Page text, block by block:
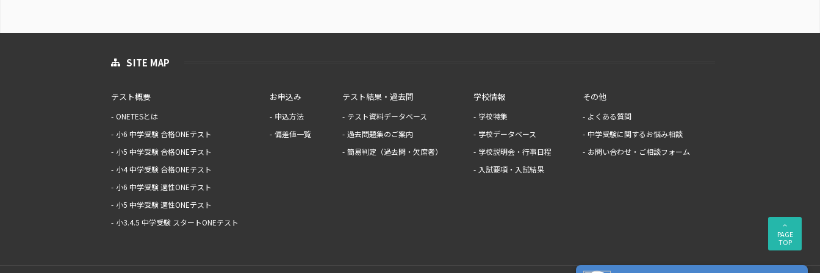
PAGE
TOP
SITE MAP
テスト概要
ONETESとは
小6 中学受験 合格ONEテスト
小5 中学受験 合格ONEテスト
小4 中学受験 合格ONEテスト
小6 中学受験 適性ONEテスト
小5 中学受験 適性ONEテスト
小3.4.5 中学受験 スタートONEテスト
お申込み
申込方法
偏差値一覧
テスト結果・過去問
テスト資料データベース
過去問題集のご案内
簡易判定（過去問・欠席者）
学校情報
学校特集
学校データベース
学校説明会・行事日程
入試要項・入試結果
その他
よくある質問
中学受験に関するお悩み相談
お問い合わせ・ご相談フォーム